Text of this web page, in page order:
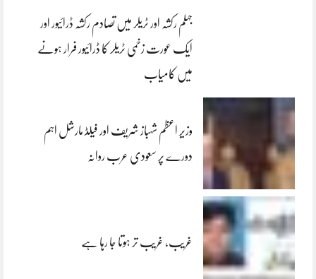
جہلم رکشہ اور ٹریلر میں تصادم رکشہ ڈرائیور اور
ایک عورت زخمی ٹریلر کا ڈرائیور فرار ہونے
میں کامیاب
وزیر اعظم شہباز شریف اور فیلڈ مارشل اہم
دورے پر سعودی عرب روانہ
غریب، غریب تر ہوتا جا رہا ہے